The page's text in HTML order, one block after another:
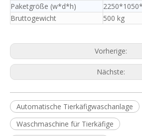
Paketgröße (w*d*h)
Bruttogewicht
500 kg
Vorherige:
Nächste:
Automatische Tierkäfigwaschanlage
Waschmaschine für Tierkäfige